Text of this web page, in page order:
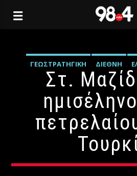
ΓΕΩΣΤΡΑΤΗΓΙΚΉ ΔΙΕΘΝΉ
ΣΑΧΊΝΗΣ
Στ.